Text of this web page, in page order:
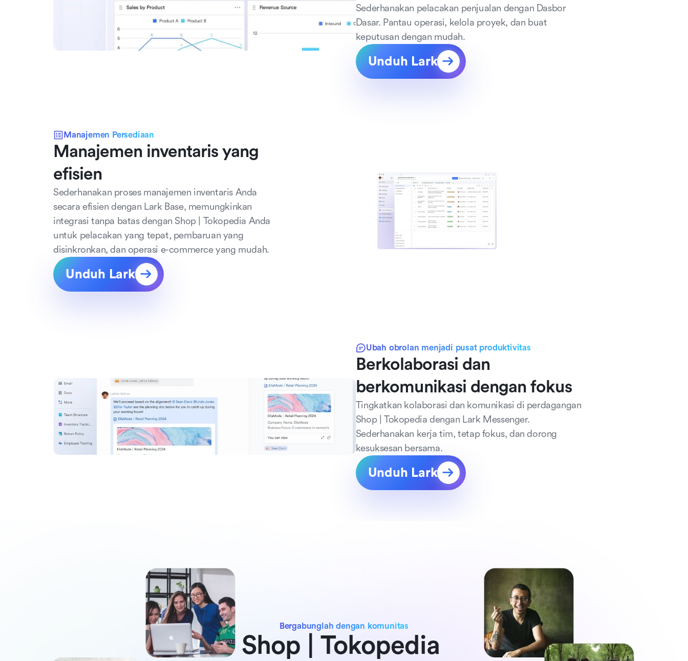
Sederhanakan pelacakan penjualan dengan Dasbor
Dasar. Pantau operasi, kelola proyek, dan buat
keputusan dengan mudah.
Unduh Lark
Manajemen Persediaan
Manajemen inventaris yang
efisien
Sederhanakan proses manajemen inventaris Anda
secara efisien dengan Lark Base, memungkinkan
integrasi tanpa batas dengan Shop | Tokopedia Anda
untuk pelacakan yang tepat, pembaruan yang
disinkronkan, dan operasi e-commerce yang mudah.
Unduh Lark
Ubah obrolan menjadi pusat produktivitas
Berkolaborasi dan
berkomunikasi dengan fokus
Tingkatkan kolaborasi dan komunikasi di perdagangan
Shop | Tokopedia dengan Lark Messenger.
Sederhanakan kerja tim, tetap fokus, dan dorong
kesuksesan bersama.
Unduh Lark
Bergabunglah dengan komunitas
Shop | Tokopedia